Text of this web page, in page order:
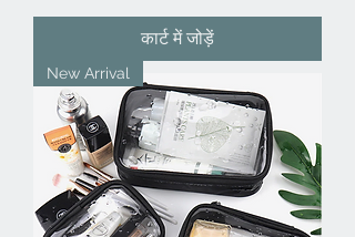
कार्ट में जोड़ें
New Arrival